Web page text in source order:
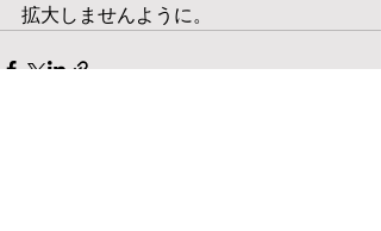
拡大しませんように。